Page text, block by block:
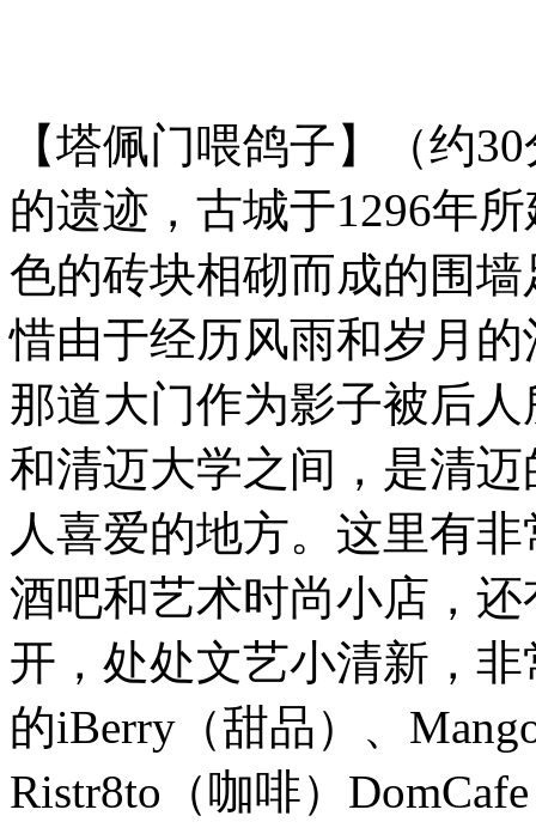
【塔佩门喂鸽子】（约
的遗迹，古城于1296年
色的砖块相砌而成的围
惜由于经历风雨和岁月
那道大门作为影子被后
和清迈大学之间，是清
人喜爱的地方。这里有
酒吧和艺术时尚小店，
开，处处文艺小清新，
的iBerry（甜品）、
Ristr8to（咖啡）